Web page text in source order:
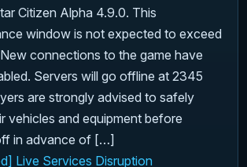
Citizen Alpha 4.9.0. This
window is not expected to exceed
connections to the game have
Servers will go offline at 2345
are strongly advised to safely
vehicles and equipment before
in advance of […]
Live Services Disruption